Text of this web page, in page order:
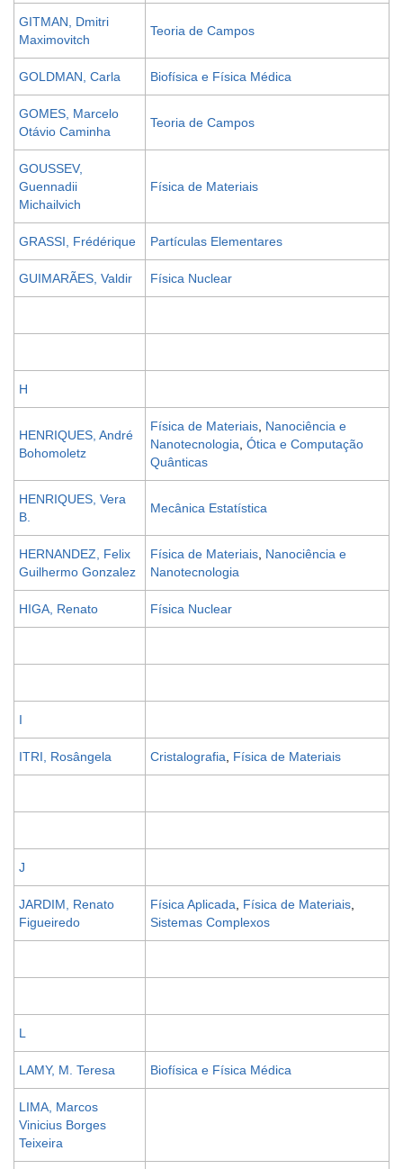
GITMAN, Dmitri
Maximovitch
Teoria de Campos
GOLDMAN, Carla Biofísica e Física Médica
GOMES, Marcelo
Otávio Caminha
Teoria de Campos
GOUSSEV,
Guennadii
Michailvich
Física de Materiais
GRASSI, Frédérique Partículas Elementares
GUIMARÃES, Valdir Física Nuclear
H
HENRIQUES, André
Bohomoletz
Física de Materiais Nanociência e
Nanotecnologia Ótica e Computação
Quânticas
HENRIQUES, Vera
B.
Mecânica Estatística
HERNANDEZ, Felix
Guilhermo Gonzalez
Física de Materiais Nanociência e
Nanotecnologia
HIGA, Renato Física Nuclear
I
ITRI, Rosângela Cristalografia Física de Materiais
J
JARDIM, Renato
Figueiredo
Física Aplicada Física de Materiais
Sistemas Complexos
L
LAMY, M. Teresa Biofísica e Física Médica
LIMA, Marcos
Vinicius Borges
Teixeira